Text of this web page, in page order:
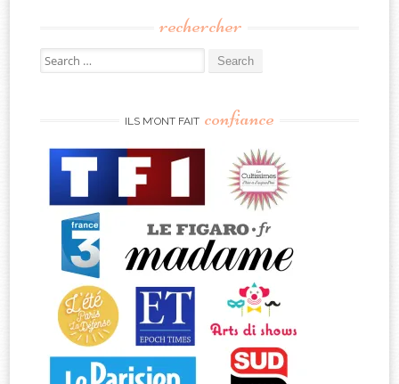
rechercher
Search
for:
ILS M’ONT FAIT confiance